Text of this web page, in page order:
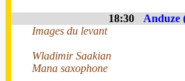
18:30 Anduze
Images du levant
Wladimir Saakian
Mana saxophone